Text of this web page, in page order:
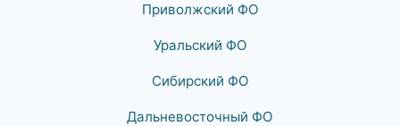
Приволжский ФО
Уральский ФО
Сибирский ФО
Дальневосточный ФО